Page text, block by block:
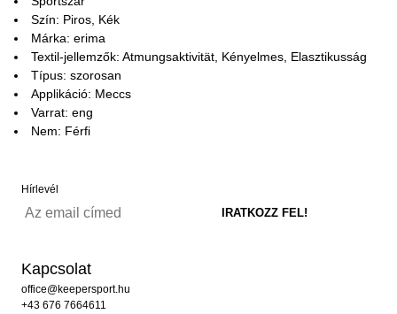
Szín: Piros, Kék
Márka: erima
Textil-jellemzők: Atmungsaktivität, Kényelmes, Elasztikusság
Típus: szorosan
Applikáció: Meccs
Varrat: eng
Nem: Férfi
Hírlevél
Kapcsolat
office@keepersport.hu
+43 676 7664611